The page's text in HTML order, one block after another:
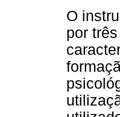
O
por